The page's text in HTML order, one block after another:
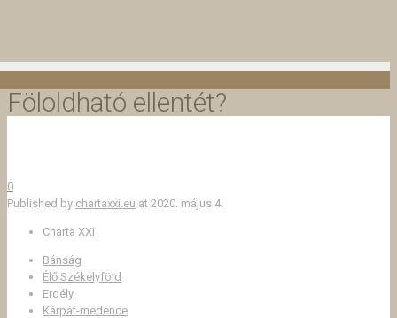
Föloldható ellentét?
0
Published by chartaxxi.eu at 2020. május 4.
Charta XXI
Bánság
Élő Székelyföld
Erdély
Kárpát-medence